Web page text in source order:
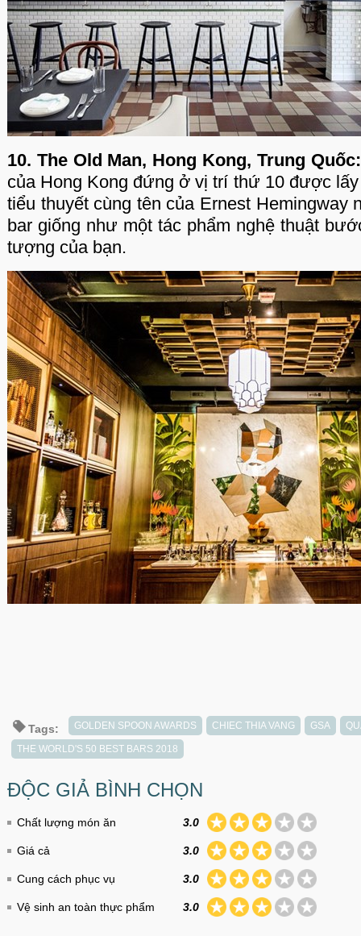
10. The Old Man, Hong Kong, Trung Quốc:
của Hong Kong đứng ở vị trí thứ 10 được
tiểu thuyết cùng tên của Ernest Hemingway
bar giống như một tác phẩm nghệ thuật
tượng của bạn.
Tags: GOLDEN SPOON AWARDS CHIEC THIA VANG GSA
THE WORLD'S 50 BEST BARS 2018
ĐỘC GIẢ BÌNH CHỌN
Chất lượng món ăn 3.0
Giá cả 3.0
Cung cách phục vụ 3.0
Vệ sinh an toàn thực phẩm 3.0